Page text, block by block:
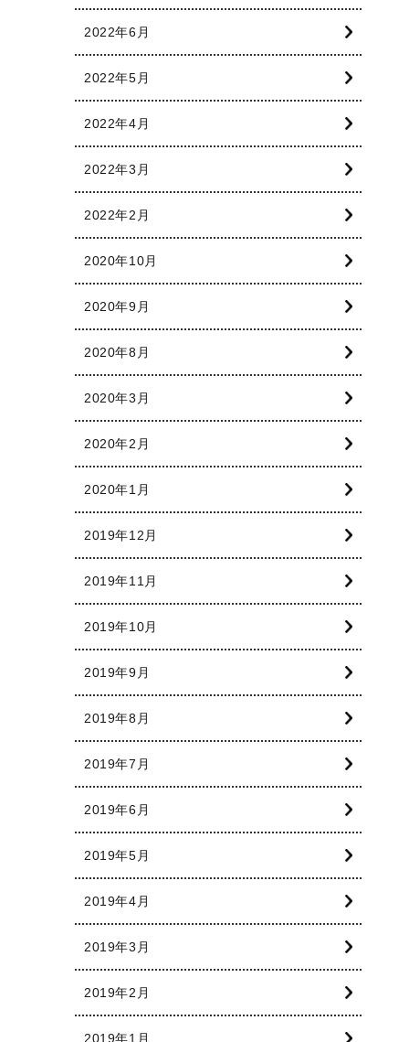
2022年6月
2022年5月
2022年4月
2022年3月
2022年2月
2020年10月
2020年9月
2020年8月
2020年3月
2020年2月
2020年1月
2019年12月
2019年11月
2019年10月
2019年9月
2019年8月
2019年7月
2019年6月
2019年5月
2019年4月
2019年3月
2019年2月
2019年1月